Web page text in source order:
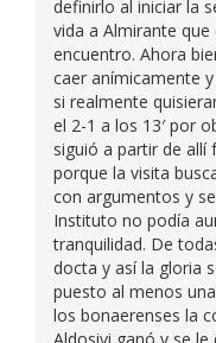
definirlo al iniciar la
vida a Almirante que
encuentro. Ahora
caer anímicamente
si realmente
el 2-1 a los 13′ por
siguió a partir de allí
porque la visita
con argumentos y
Instituto no podía
tranquilidad. De
docta y así la gloria
puesto al menos
los bonaerenses la